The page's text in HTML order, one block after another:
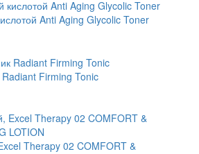
Anti Aging Glycolic Toner
Firming Tonic
Therapy 02 COMFORT &